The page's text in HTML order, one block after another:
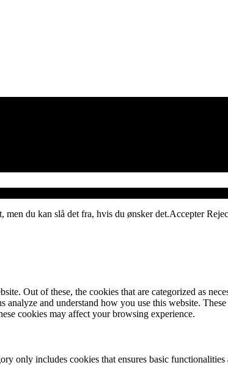
men du kan slå det fra, hvis du ønsker det.Accepter
Out of these, the cookies that are categorized as
and understand how you use this website.
cookies may affect your browsing experience.
only includes cookies that ensures basic